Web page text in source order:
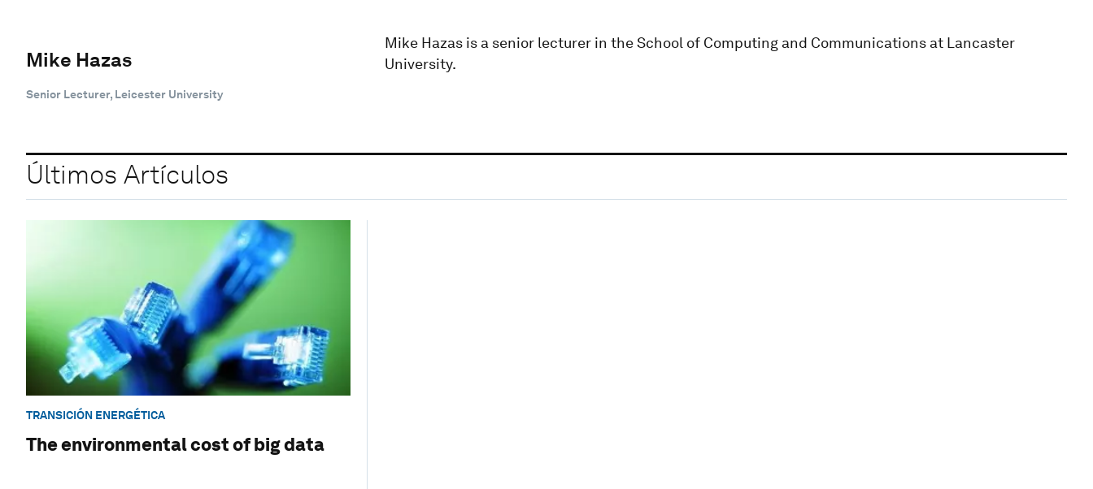
Mike Hazas
Senior Lecturer, Leicester University
Mike Hazas is a senior lecturer in the School of Computing and Communications at Lancaster
University.
Últimos Artículos
TRANSICIÓN ENERGÉTICA
The environmental cost of big data